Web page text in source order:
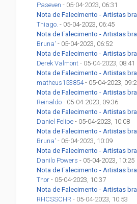
Paseven - 05-04-2023, 06:31
Nota de Falecimento - Artistas
Thiago. - 05-04-2023, 06:45
Nota de Falecimento - Artistas
Bruna' - 05-04-2023, 06:52
Nota de Falecimento - Artistas
Derek Valmont - 05-04-2023, 08:41
Nota de Falecimento - Artistas
matheus153854- 05-04-2023,
Nota de Falecimento - Artistas
Reinaldo - 05-04-2023, 09:36
Nota de Falecimento - Artistas
Daniel Felipe - 05-04-2023, 10:08
Nota de Falecimento - Artistas
Bruna' - 05-04-2023, 10:09
Nota de Falecimento - Artistas
Danilo Powers - 05-04-2023, 10:25
Nota de Falecimento - Artistas
Thor - 05-04-2023, 10:37
Nota de Falecimento - Artistas
RHCSSCHR - 05-04-2023, 10:53